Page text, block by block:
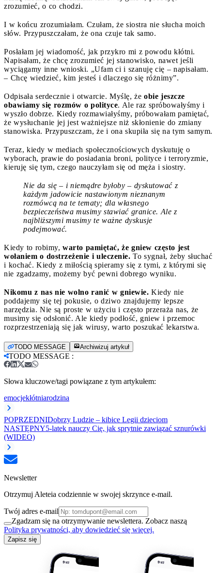
zrozumieć, o co chodzi.
I w końcu zrozumiałam. Czułam, że siostra nie słucha moich
słów. Przypuszczałam, że ona czuje tak samo.
Posłałam jej wiadomość, jak przykro mi z powodu kłótni.
Napisałam, że chcę zrozumieć jej stanowisko, nawet jeśli
wyciągamy inne wnioski. „Ufam ci i szanuję cię – napisałam.
– Chcę wiedzieć, kim jesteś i dlaczego się różnimy”.
Odpisała serdecznie i otwarcie. Myślę, że obie jeszcze
obawiamy się rozmów o polityce. Ale raz spróbowałyśmy i
wyszło dobrze. Kiedy rozmawiałyśmy, próbowałam pamiętać,
że wysłuchanie jej jest ważniejsze niż skłonienie do zmiany
stanowiska. Przypuszczam, że i ona skupiła się na tym samym.
Teraz, kiedy w mediach społecznościowych dyskutuję o
wyborach, prawie do posiadania broni, polityce i terroryzmie,
kieruję się tym, czego nauczyłam się od męża i siostry.
Nie da się – i niemądre byłoby – dyskutować z
każdym jadowicie nastawionym nieznanym
rozmówcą na te tematy; dla własnego
bezpieczeństwa musimy stawiać granice. Ale z
najbliższymi musimy te ważne dyskusje
podejmować.
Kiedy to robimy, warto pamiętać, że gniew często jest
wołaniem o dostrzeżenie i uleczenie. To sygnał, żeby słuchać
i kochać. Kiedy z miłością spieramy się z tymi, z którymi się
nie zgadzamy, możemy być pewni dobrego wyniku.
Nikomu z nas nie wolno ranić w gniewie. Kiedy nie
poddajemy się tej pokusie, o dziwo znajdujemy lepsze
narzędzia. Nie są proste w użyciu i często przeraża nas, że
musimy się odsłonić. Ale kiedy podłość, gniew i przemoc
rozprzestrzeniają się jak wirusy, warto poszukać lekarstwa.
TODO MESSAGE Archiwizuj artykuł
TODO MESSAGE :
Słowa kluczowe/tagi powiązane z tym artykułem:
emocjekłótniarodzina
POPRZEDNIDobrzy Ludzie – kibice Legii dzieciom
NASTĘPNY5-latek nauczy Cię, jak sprytnie zawiązać sznurówki
(WIDEO)
Newsletter
Otrzymuj Aleteia codziennie w swojej skrzynce e-mail.
Twój adres e-mail
Zgadzam się na otrzymywanie newslettera. Zobacz naszą
Polityka prywatności, aby dowiedzieć się więcej.
Zapisz się